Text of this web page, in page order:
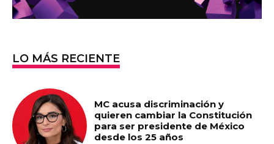
LO MÁS RECIENTE
MC acusa discriminación y
quieren cambiar la Constitución
para ser presidente de México
desde los 25 años